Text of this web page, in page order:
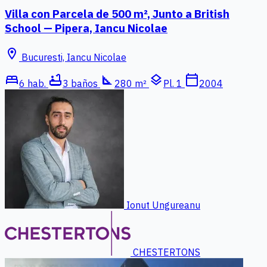
Villa con Parcela de 500 m², Junto a British
School — Pipera, Iancu Nicolae
location_on Bucuresti, Iancu Nicolae
bed6 hab. bathtub3 baños square_foot 280 m² layers Pl. 1 calendar_today2004
Ionut Ungureanu
CHESTERTONS